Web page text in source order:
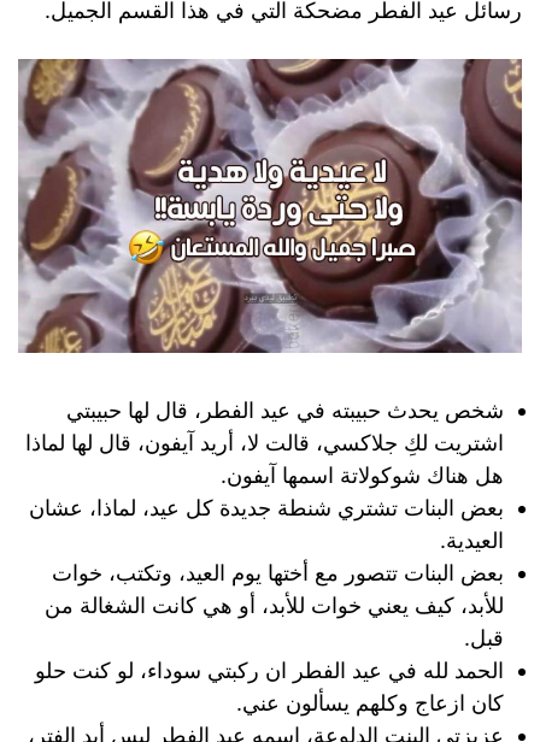
رسائل عيد الفطر مضحكة التي في هذا القسم الجميل.
شخص يحدث حبيبته في عيد الفطر، قال لها حبيبتي
اشتريت لكِ جلاكسي، قالت لا، أريد آيفون، قال لها لماذا
هل هناك شوكولاتة اسمها آيفون.
بعض البنات تشتري شنطة جديدة كل عيد، لماذا، عشان
العيدية.
بعض البنات تتصور مع أختها يوم العيد، وتكتب، خوات
للأبد، كيف يعني خوات للأبد، أو هي كانت الشغالة من
قبل.
الحمد لله في عيد الفطر ان ركبتي سوداء، لو كنت حلو
كان ازعاج وكلهم يسألون عني.
عزيزتي البنت الدلوعة، اسمه عيد الفطر ليس أيد الفتر،